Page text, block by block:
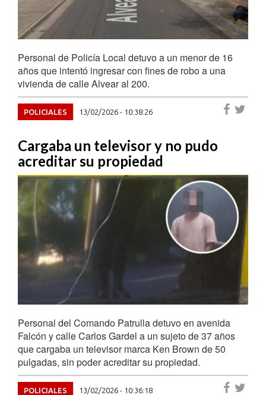
Personal de Policía Local detuvo a un menor de 16
años que intentó ingresar con fines de robo a una
vivienda de calle Alvear al 200.
POLICIALES 13/02/2026 - 10:38:26
Cargaba un televisor y no pudo
acreditar su propiedad
Personal del Comando Patrulla detuvo en avenida
Falcón y calle Carlos Gardel a un sujeto de 37 años
que cargaba un televisor marca Ken Brown de 50
pulgadas, sin poder acreditar su propiedad.
POLICIALES 13/02/2026 - 10:36:18